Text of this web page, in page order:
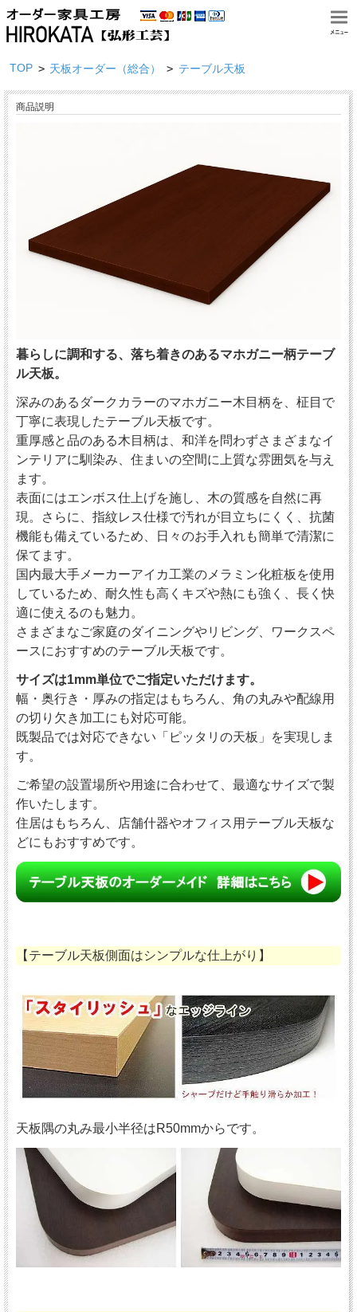
TOP > 天板オーダー（総合） > テーブル天板
商品説明
暮らしに調和する、落ち着きのあるマホガニー柄テーブ
ル天板。
深みのあるダークカラーのマホガニー木目柄を、柾目で
丁寧に表現したテーブル天板です。
重厚感と品のある木目柄は、和洋を問わずさまざまなイ
ンテリアに馴染み、住まいの空間に上質な雰囲気を与え
ます。
表面にはエンボス仕上げを施し、木の質感を自然に再
現。さらに、指紋レス仕様で汚れが目立ちにくく、抗菌
機能も備えているため、日々のお手入れも簡単で清潔に
保てます。
国内最大手メーカーアイカ工業のメラミン化粧板を使用
しているため、耐久性も高くキズや熱にも強く、長く快
適に使えるのも魅力。
さまざまなご家庭のダイニングやリビング、ワークスペ
ースにおすすめのテーブル天板です。
サイズは1mm単位でご指定いただけます。
幅・奥行き・厚みの指定はもちろん、角の丸みや配線用
の切り欠き加工にも対応可能。
既製品では対応できない「ピッタリの天板」を実現しま
す。
ご希望の設置場所や用途に合わせて、最適なサイズで製
作いたします。
住居はもちろん、店舗什器やオフィス用テーブル天板な
どにもおすすめです。
【テーブル天板側面はシンプルな仕上がり】
天板隅の丸み最小半径はR50mmからです。